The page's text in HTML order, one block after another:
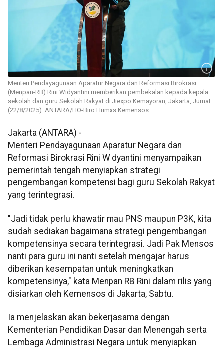
Menteri Pendayagunaan Aparatur Negara dan Reformasi Birokrasi
(Menpan-RB) Rini Widyantini memberikan pembekalan kepada kepala
sekolah dan guru Sekolah Rakyat di Jiexpo Kemayoran, Jakarta, Jumat
(22/8/2025). ANTARA/HO-Biro Humas Kemensos
Jakarta (ANTARA) -
Menteri Pendayagunaan Aparatur Negara dan
Reformasi Birokrasi Rini Widyantini menyampaikan
pemerintah tengah menyiapkan strategi
pengembangan kompetensi bagi guru Sekolah Rakyat
yang terintegrasi.
"Jadi tidak perlu khawatir mau PNS maupun P3K, kita
sudah sediakan bagaimana strategi pengembangan
kompetensinya secara terintegrasi. Jadi Pak Mensos
nanti para guru ini nanti setelah mengajar harus
diberikan kesempatan untuk meningkatkan
kompetensinya," kata Menpan RB Rini dalam rilis yang
disiarkan oleh Kemensos di Jakarta, Sabtu.
Ia menjelaskan akan bekerjasama dengan
Kementerian Pendidikan Dasar dan Menengah serta
Lembaga Administrasi Negara untuk menyiapkan